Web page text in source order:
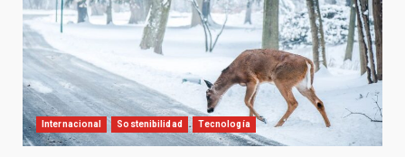
Internacional Sostenibilidad Tecnología